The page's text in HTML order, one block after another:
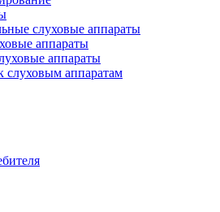
слуховые аппараты
аппараты
аппараты
слуховым аппаратам